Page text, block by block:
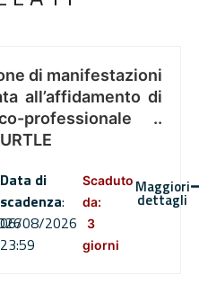
di manifestazioni
all’affidamento di
professionale ..
Data di
scadenza:
06/08/2026
23:59
Scaduto
da:
3
giorni
Maggiori
dettagli